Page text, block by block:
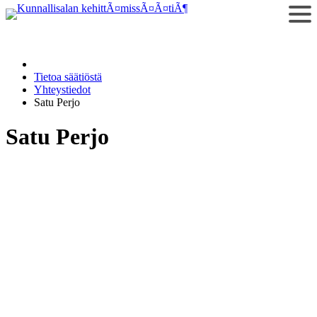
Siirry
sisältöön
Tietoa säätiöstä
Yhteystiedot
Satu Perjo
Satu Perjo